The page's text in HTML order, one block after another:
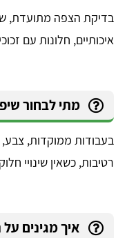
בדיקת הצפה מתועדת,
איכותיים, חלונות עם
מתי לבחור
בעבודות ממוקדות,
רטיבות, כשאין שינויי
איך מגינים